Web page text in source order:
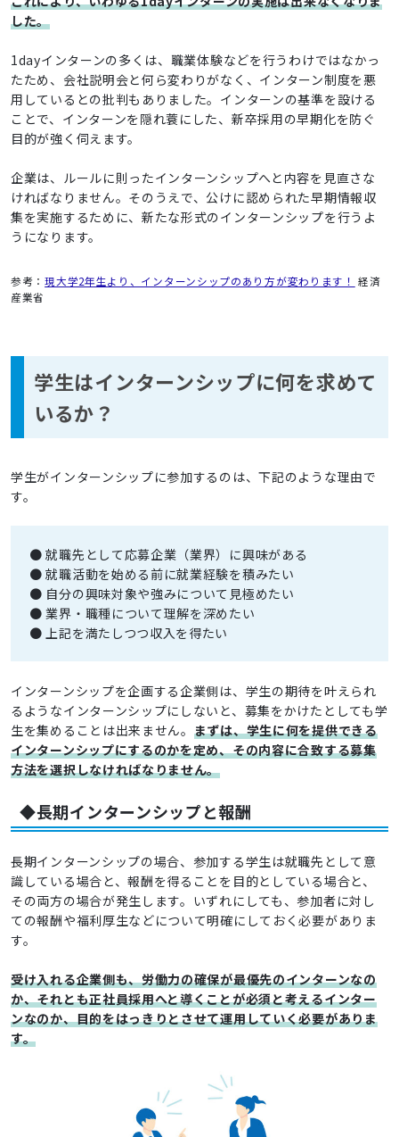
した。
1dayインターンの多くは、職業体験などを行うわけではなかっ
たため、会社説明会と何ら変わりがなく、インターン制度を悪
用しているとの批判もありました。インターンの基準を設ける
ことで、インターンを隠れ蓑にした、新卒採用の早期化を防ぐ
目的が強く伺えます。
企業は、ルールに則ったインターンシップへと内容を見直さな
ければなりません。そのうえで、公けに認められた早期情報収
集を実施するために、新たな形式のインターンシップを行うよ
うになります。
参考：現大学2年生より、インターンシップのあり方が変わります！ 経済
産業省
学生はインターンシップに何を求めて
いるか？
学生がインターンシップに参加するのは、下記のような理由で
す。
● 就職先として応募企業（業界）に興味がある
● 就職活動を始める前に就業経験を積みたい
● 自分の興味対象や強みについて見極めたい
● 業界・職種について理解を深めたい
● 上記を満たしつつ収入を得たい
インターンシップを企画する企業側は、学生の期待を叶えられ
るようなインターンシップにしないと、募集をかけたとしても学
生を集めることは出来ません。 まずは、学生に何を提供できる
インターンシップにするのかを定め、その内容に合致する募集
方法を選択しなければなりません。
◆長期インターンシップと報酬
長期インターンシップの場合、参加する学生は就職先として意
識している場合と、報酬を得ることを目的としている場合と、
その両方の場合が発生します。いずれにしても、参加者に対し
ての報酬や福利厚生などについて明確にしておく必要がありま
す。
受け入れる企業側も、労働力の確保が最優先のインターンなの
か、それとも正社員採用へと導くことが必須と考えるインター
ンなのか、目的をはっきりとさせて運用していく必要がありま
す。